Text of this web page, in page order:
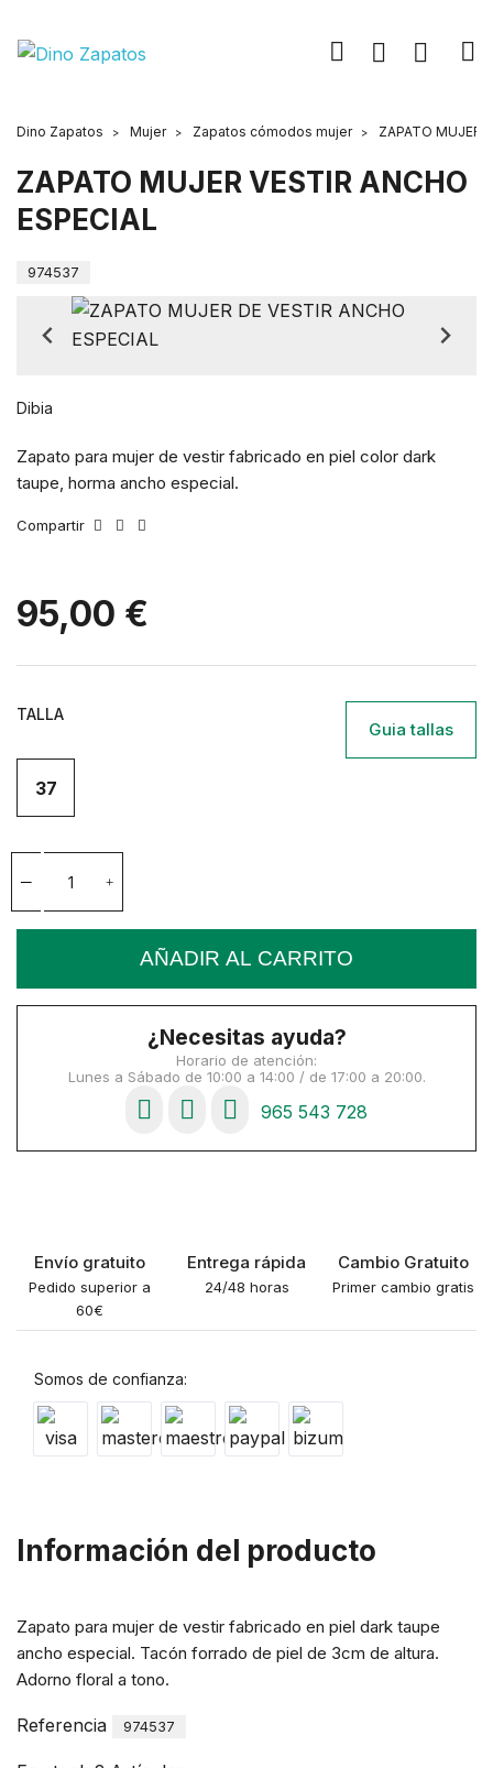
Dino Zapatos Mujer Zapatos cómodos mujer ZAPATO MUJER
ZAPATO MUJER VESTIR ANCHO
ESPECIAL
974537
Dibia
Zapato para mujer de vestir fabricado en piel color dark
taupe, horma ancho especial.
Compartir
95,00 €
TALLA
Guia tallas
37
AÑADIR AL CARRITO
¿Necesitas ayuda?
Horario de atención:
Lunes a Sábado de 10:00 a 14:00 / de 17:00 a 20:00.
965 543 728
Envío gratuito
Pedido superior a
60€
Entrega rápida
24/48 horas
Cambio Gratuito
Primer cambio gratis
Somos de confianza:
Información del producto
Zapato para mujer de vestir fabricado en piel dark taupe
ancho especial. Tacón forrado de piel de 3cm de altura.
Adorno floral a tono.
Referencia 974537